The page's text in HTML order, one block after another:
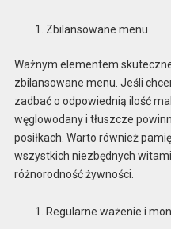
Zbilansowane menu
Ważnym elementem
zbilansowane menu. Jeśli
zadbać o odpowiednią ilość
węglowodany i tłuszcze
posiłkach. Warto również
wszystkich niezbędnych
różnorodność żywności.
Regularne ważenie i